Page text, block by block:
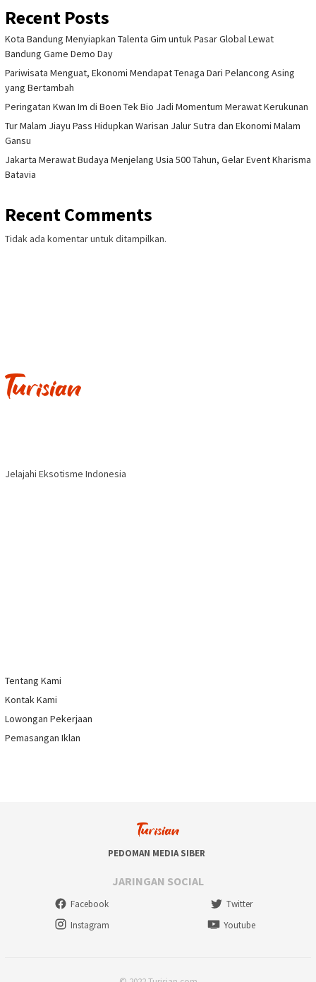
Recent Posts
Kota Bandung Menyiapkan Talenta Gim untuk Pasar Global Lewat
Bandung Game Demo Day
Pariwisata Menguat, Ekonomi Mendapat Tenaga Dari Pelancong Asing
yang Bertambah
Peringatan Kwan Im di Boen Tek Bio Jadi Momentum Merawat Kerukunan
Tur Malam Jiayu Pass Hidupkan Warisan Jalur Sutra dan Ekonomi Malam
Gansu
Jakarta Merawat Budaya Menjelang Usia 500 Tahun, Gelar Event Kharisma
Batavia
Recent Comments
Tidak ada komentar untuk ditampilkan.
Jelajahi Eksotisme Indonesia
Tentang Kami
Kontak Kami
Lowongan Pekerjaan
Pemasangan Iklan
PEDOMAN MEDIA SIBER
JARINGAN SOCIAL
Facebook
Twitter
Instagram
Youtube